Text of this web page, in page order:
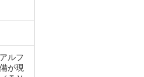
ルフ
が現